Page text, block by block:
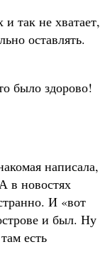
так не хватает,
оставлять.
было здорово!
написала,
в новостях
И «вот
и был. Ну
есть